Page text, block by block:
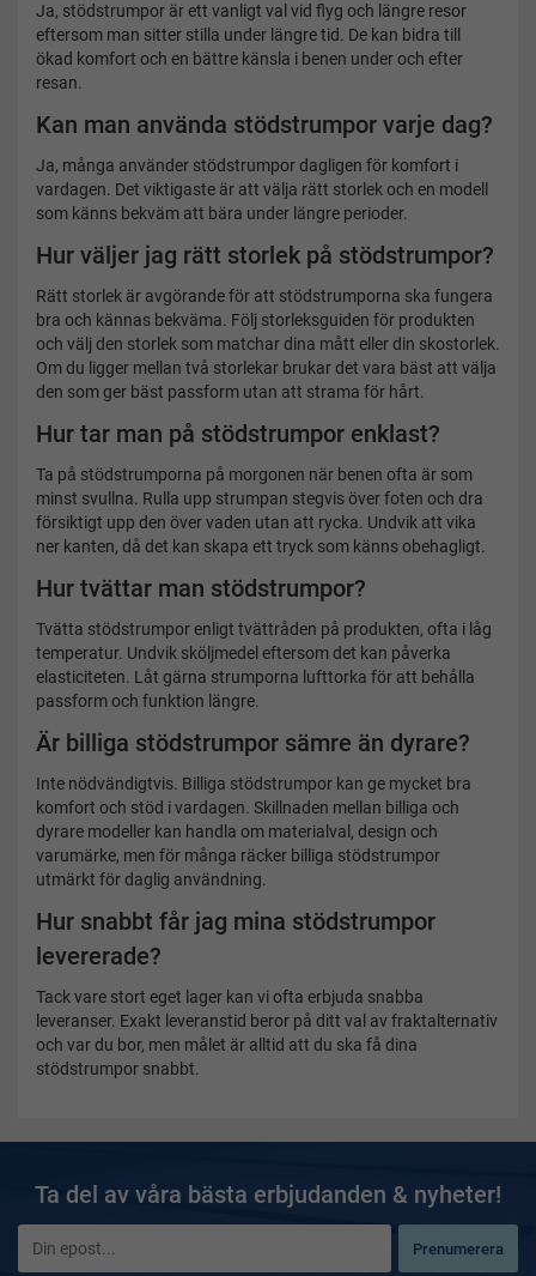
Ja, stödstrumpor är ett vanligt val vid flyg och längre resor
eftersom man sitter stilla under längre tid. De kan bidra till
ökad komfort och en bättre känsla i benen under och efter
resan.
Kan man använda stödstrumpor varje dag?
Ja, många använder stödstrumpor dagligen för komfort i
vardagen. Det viktigaste är att välja rätt storlek och en modell
som känns bekväm att bära under längre perioder.
Hur väljer jag rätt storlek på stödstrumpor?
Rätt storlek är avgörande för att stödstrumporna ska fungera
bra och kännas bekväma. Följ storleksguiden för produkten
och välj den storlek som matchar dina mått eller din skostorlek.
Om du ligger mellan två storlekar brukar det vara bäst att välja
den som ger bäst passform utan att strama för hårt.
Hur tar man på stödstrumpor enklast?
Ta på stödstrumporna på morgonen när benen ofta är som
minst svullna. Rulla upp strumpan stegvis över foten och dra
försiktigt upp den över vaden utan att rycka. Undvik att vika
ner kanten, då det kan skapa ett tryck som känns obehagligt.
Hur tvättar man stödstrumpor?
Tvätta stödstrumpor enligt tvättråden på produkten, ofta i låg
temperatur. Undvik sköljmedel eftersom det kan påverka
elasticiteten. Låt gärna strumporna lufttorka för att behålla
passform och funktion längre.
Är billiga stödstrumpor sämre än dyrare?
Inte nödvändigtvis. Billiga stödstrumpor kan ge mycket bra
komfort och stöd i vardagen. Skillnaden mellan billiga och
dyrare modeller kan handla om materialval, design och
varumärke, men för många räcker billiga stödstrumpor
utmärkt för daglig användning.
Hur snabbt får jag mina stödstrumpor
levererade?
Tack vare stort eget lager kan vi ofta erbjuda snabba
leveranser. Exakt leveranstid beror på ditt val av fraktalternativ
och var du bor, men målet är alltid att du ska få dina
stödstrumpor snabbt.
Ta del av våra bästa erbjudanden & nyheter!
Prenumerera